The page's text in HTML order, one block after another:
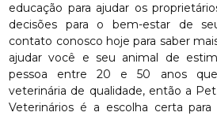
educação para ajudar os
decisões para o bem-estar de
contato conosco hoje para saber
ajudar você e seu animal de
pessoa entre 20 e 50 anos
veterinária de qualidade, então a
Veterinários é a escolha certa